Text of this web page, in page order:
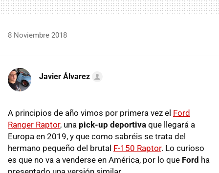
8 Noviembre 2018
Javier Álvarez
A principios de año vimos por primera vez el Ford
Ranger Raptor, una pick-up deportiva que llegará a
Europa en 2019, y que como sabréis se trata del
hermano pequeño del brutal F-150 Raptor. Lo curioso
es que no va a venderse en América, por lo que Ford ha